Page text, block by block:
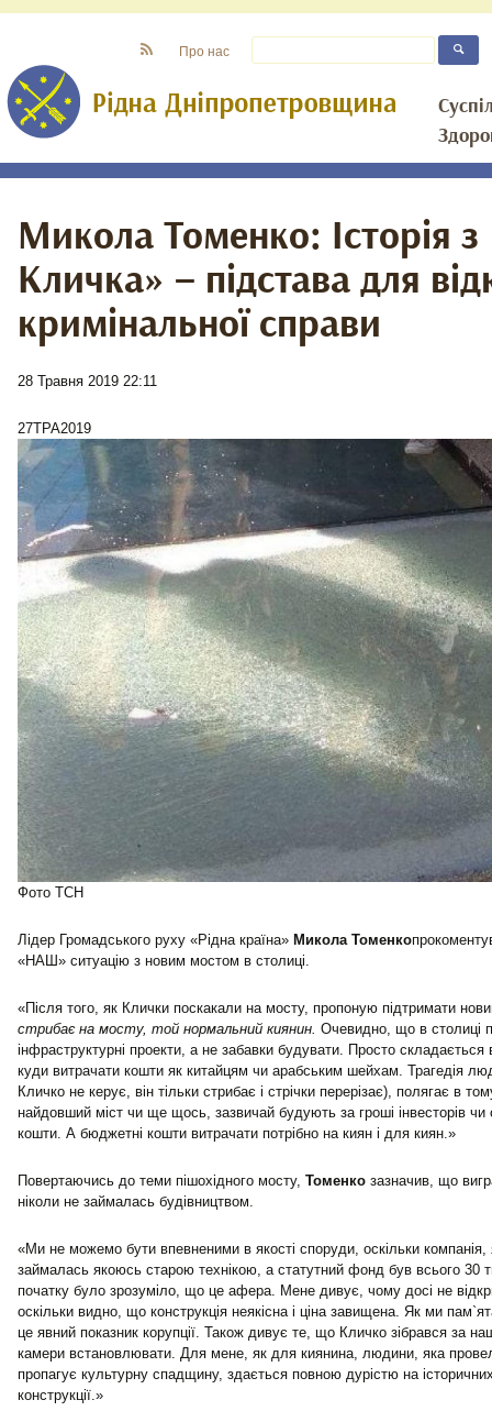
Про нас
Микола Томенко: Історія
Кличка» – підстава для
кримінальної справи
28 Травня 2019 22:11
27ТРА2019
Фото ТСН
Лідер Громадського руху «Рідна країна» Микола Томенко
«НАШ» ситуацію з новим мостом в столиці.
«Після того, як Клички поскакали на мосту, пропоную підтримати
стрибає на мосту, той нормальний киянин. Очевидно, що в столиці
інфраструктурні проекти, а не забавки будувати. Просто
куди витрачати кошти як китайцям чи арабським шейхам. Трагедія
Кличко не керує, він тільки стрибає і стрічки перерізає), полягає в
найдовший міст чи ще щось, зазвичай будують за гроші інвесторів чи
кошти. А бюджетні кошти витрачати потрібно на киян і для киян.»
Повертаючись до теми пішохідного мосту, Томенко зазначив, що
ніколи не займалась будівництвом.
«Ми не можемо бути впевненими в якості споруди, оскільки
займалась якоюсь старою технікою, а статутний фонд був всього 30
початку було зрозуміло, що це афера. Мене дивує, чому досі не
оскільки видно, що конструкція неякісна і ціна завищена. Як ми
це явний показник корупції. Також дивує те, що Кличко зібрався за
камери встановлювати. Для мене, як для киянина, людини, яка
пропагує культурну спадщину, здається повною дурістю на
конструкції.»